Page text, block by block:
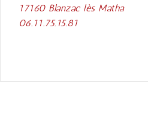
17160 Blanzac lès Matha
06.11.75.15.81